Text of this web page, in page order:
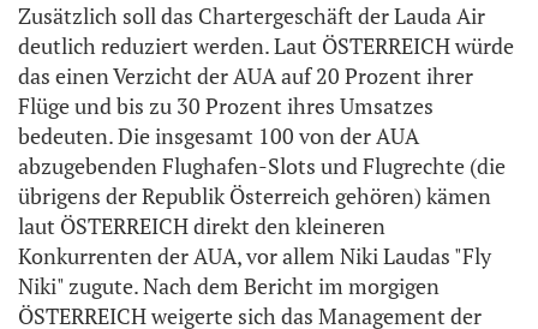
Zusätzlich soll das Chartergeschäft der Lauda Air
deutlich reduziert werden. Laut ÖSTERREICH würde
das einen Verzicht der AUA auf 20 Prozent ihrer
Flüge und bis zu 30 Prozent ihres Umsatzes
bedeuten. Die insgesamt 100 von der AUA
abzugebenden Flughafen-Slots und Flugrechte (die
übrigens der Republik Österreich gehören) kämen
laut ÖSTERREICH direkt den kleineren
Konkurrenten der AUA, vor allem Niki Laudas "Fly
Niki" zugute. Nach dem Bericht im morgigen
ÖSTERREICH weigerte sich das Management der